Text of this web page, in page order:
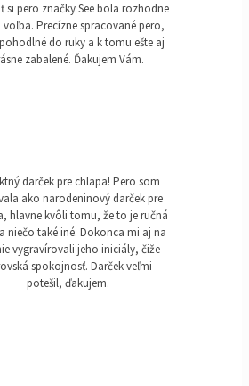
si pero značky See bola rozhodne
voľba. Precízne spracované pero,
do ruky a k tomu ešte aj
zabalené. Ďakujem Vám.
darček pre chlapa! Pero som
ako narodeninový darček pre
hlavne kvôli tomu, že to je ručná
niečo také iné. Dokonca mi aj na
vygravírovali jeho iniciály, čiže
spokojnosť. Darček veľmi
potešil, ďakujem.